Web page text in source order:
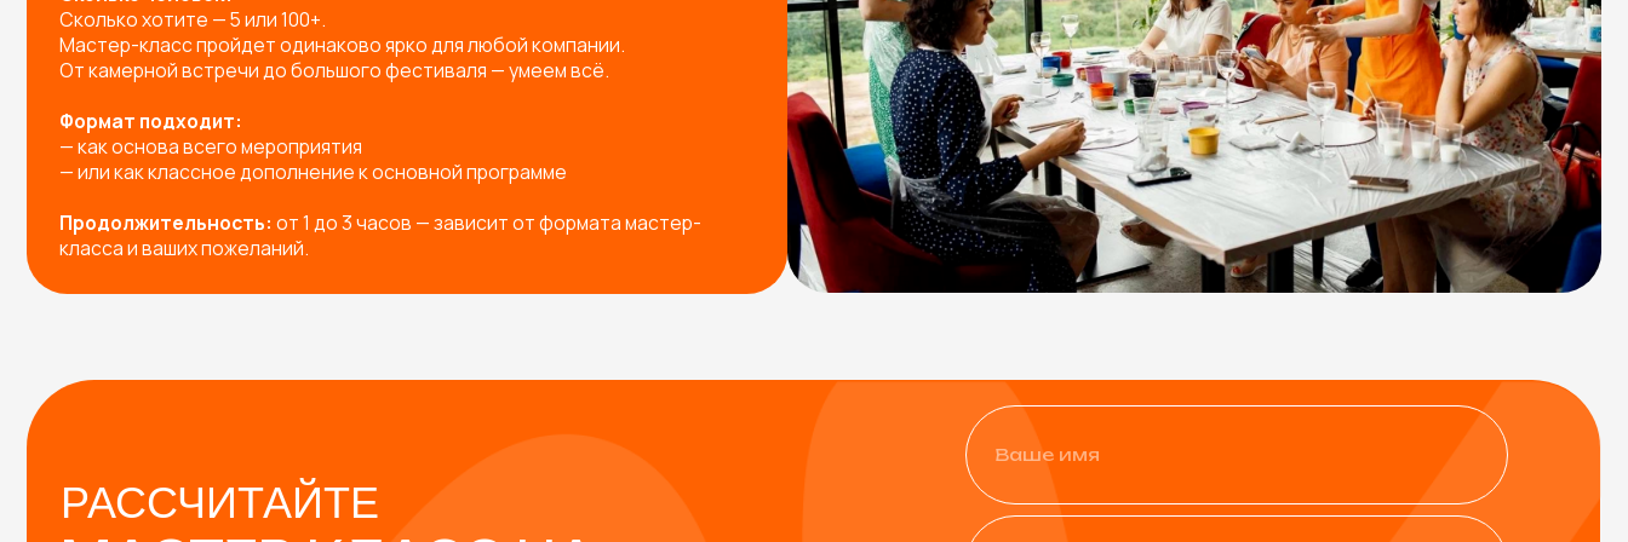
РАССЧИТАЙТЕ
МАСТЕР-КЛАСС НА
МЕРОПРИЯТИЕ!
Заполните форму — и мы предложим вам:
Готовые решения под любое мероприятие
Индивидуальную разработку мастер-класса под ваш запрос
Подборку с расчетом под вашу задачу
+7
Физическое лицо
Юридическое лицо
Я согласен сполитикой конфиденциальности